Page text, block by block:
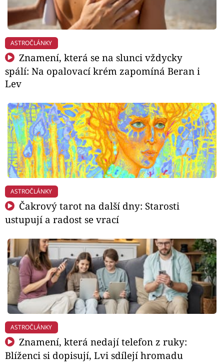
ASTROČLÁNKY
Znamení, která se na slunci vždycky
spálí: Na opalovací krém zapomíná Beran i
Lev
ASTROČLÁNKY
Čakrový tarot na další dny: Starosti
ustupují a radost se vrací
ASTROČLÁNKY
Znamení, která nedají telefon z ruky:
Blíženci si dopisují, Lvi sdílejí hromadu